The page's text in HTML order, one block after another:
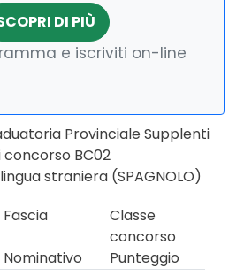
DI PIÙ
e iscriviti on-line
Provinciale Supplenti
concorso BC02
straniera (SPAGNOLO)
Fascia
Classe
concorso
Nominativo
Punteggio